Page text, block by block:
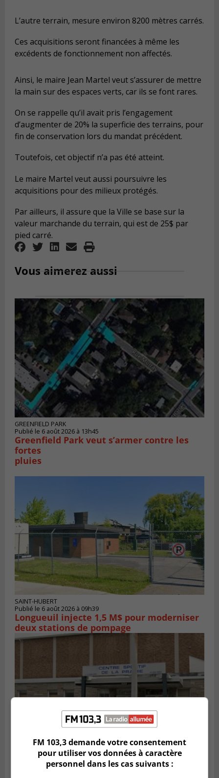
L’autre terrain, mesure environ 8200 mètres carrés.
Ces acquisitions seront financées à même les
excédents de fonctionnement non affectés.
Ainsi, le maire Jean Martel veut s’assurer de mettre
la main sur des espaces verts, car ils se font rares.
On se rappelle qu’il avait pris l’engagement
d’augmenter de 20% la superficie des terrains, pour
fin de conservation lors du mandat précédent.
Toutefois, cet objectif n’a pas été atteint.
Le maire Martel veut aussi poursuivre les
acquisitions pour des milieux protégés.
Par ailleurs, il assure que la Ville se base sur la
valeur marchande du terrain, qui est de 25$ par
pied carré.
Vous aimerez aussi
GREENFIELD PARK
Publié le 6 août 2026 à 13h45
Greenfield Park veut s’armer contre les
fortes
pluies
SAINT-HUBERT
Publié le 6 août 2026 à 09h39
Longueuil injecte 1,5 M$ pour moderniser
deux stations de pompage
LA PRAIRIE
Publié le 5 août 2026 à 11h59
FM 103,3 demande votre consentement
pour utiliser vos données à caractère
personnel dans les cas suivants :